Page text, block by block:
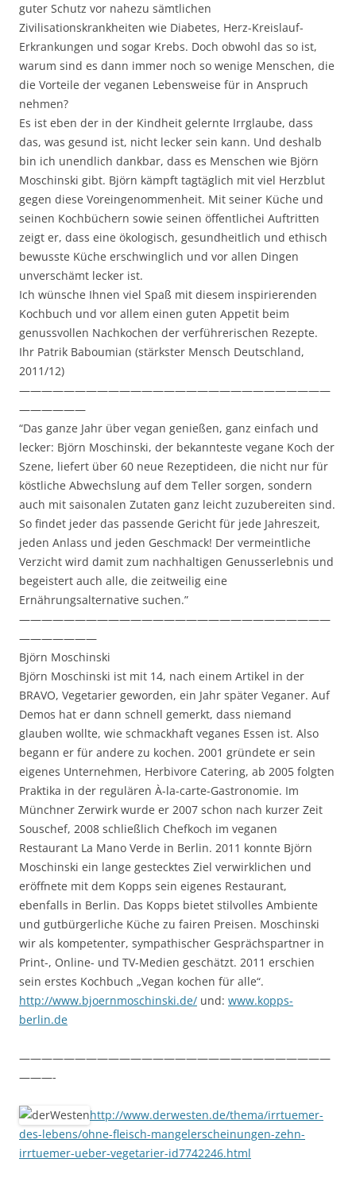
guter Schutz vor nahezu sämtlichen
Zivilisationskrankheiten wie Diabetes, Herz-Kreislauf-
Erkrankungen und sogar Krebs. Doch obwohl das so ist,
warum sind es dann immer noch so wenige Menschen, die
die Vorteile der veganen Lebensweise für in Anspruch
nehmen?
Es ist eben der in der Kindheit gelernte Irrglaube, dass
das, was gesund ist, nicht lecker sein kann. Und deshalb
bin ich unendlich dankbar, dass es Menschen wie Björn
Moschinski gibt. Björn kämpft tagtäglich mit viel Herzblut
gegen diese Voreingenommenheit. Mit seiner Küche und
seinen Kochbüchern sowie seinen öffentlichei Auftritten
zeigt er, dass eine ökologisch, gesundheitlich und ethisch
bewusste Küche erschwinglich und vor allen Dingen
unverschämt lecker ist.
Ich wünsche Ihnen viel Spaß mit diesem inspirierenden
Kochbuch und vor allem einen guten Appetit beim
genussvollen Nachkochen der verführerischen Rezepte.
Ihr Patrik Baboumian (stärkster Mensch Deutschland,
2011/12)
————————————————————————————
——————
“Das ganze Jahr über vegan genießen, ganz einfach und
lecker: Björn Moschinski, der bekannteste vegane Koch der
Szene, liefert über 60 neue Rezeptideen, die nicht nur für
köstliche Abwechslung auf dem Teller sorgen, sondern
auch mit saisonalen Zutaten ganz leicht zuzubereiten sind.
So findet jeder das passende Gericht für jede Jahreszeit,
jeden Anlass und jeden Geschmack! Der vermeintliche
Verzicht wird damit zum nachhaltigen Genusserlebnis und
begeistert auch alle, die zeitweilig eine
Ernährungsalternative suchen.”
————————————————————————————
———————
Björn Moschinski
Björn Moschinski ist mit 14, nach einem Artikel in der
BRAVO, Vegetarier geworden, ein Jahr später Veganer. Auf
Demos hat er dann schnell gemerkt, dass niemand
glauben wollte, wie schmackhaft veganes Essen ist. Also
begann er für andere zu kochen. 2001 gründete er sein
eigenes Unternehmen, Herbivore Catering, ab 2005 folgten
Praktika in der regulären À-la-carte-Gastronomie. Im
Münchner Zerwirk wurde er 2007 schon nach kurzer Zeit
Souschef, 2008 schließlich Chefkoch im veganen
Restaurant La Mano Verde in Berlin. 2011 konnte Björn
Moschinski ein lange gestecktes Ziel verwirklichen und
eröffnete mit dem Kopps sein eigenes Restaurant,
ebenfalls in Berlin. Das Kopps bietet stilvolles Ambiente
und gutbürgerliche Küche zu fairen Preisen. Moschinski
wir als kompetenter, sympathischer Gesprächspartner in
Print-, Online- und TV-Medien geschätzt. 2011 erschien
sein erstes Kochbuch „Vegan kochen für alle“.
http://www.bjoernmoschinski.de/ und: www.kopps-
berlin.de
————————————————————————————
———-
http://www.derwesten.de/thema/irrtuemer-
des-lebens/ohne-fleisch-mangelerscheinungen-zehn-
irrtuemer-ueber-vegetarier-id7742246.html